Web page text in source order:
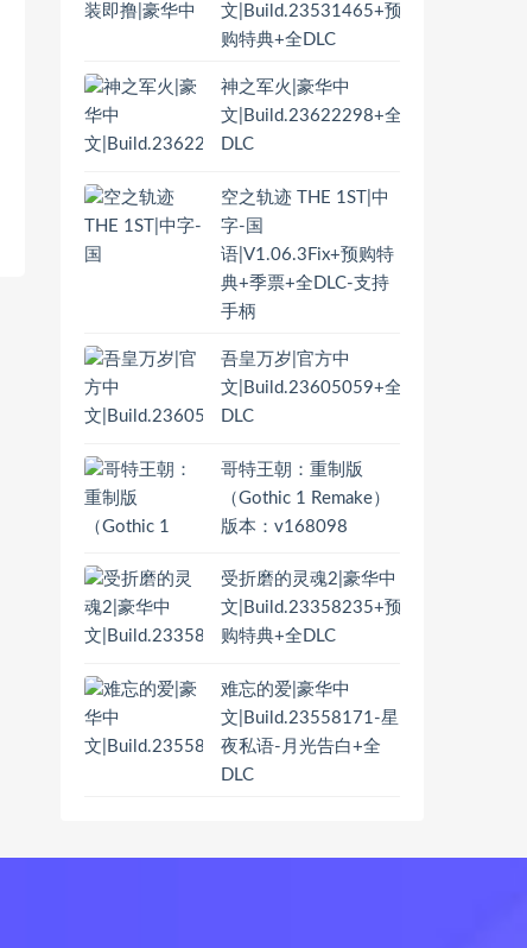
文|Build.23531465+预
购特典+全DLC
神之军火|豪华中
文|Build.23622298+全
DLC
空之轨迹 THE 1ST|中
字-国
语|V1.06.3Fix+预购特
典+季票+全DLC-支持
手柄
吾皇万岁|官方中
文|Build.23605059+全
DLC
哥特王朝：重制版
（Gothic 1 Remake）
版本：v168098
受折磨的灵魂2|豪华中
文|Build.23358235+预
购特典+全DLC
难忘的爱|豪华中
文|Build.23558171-星
夜私语-月光告白+全
DLC